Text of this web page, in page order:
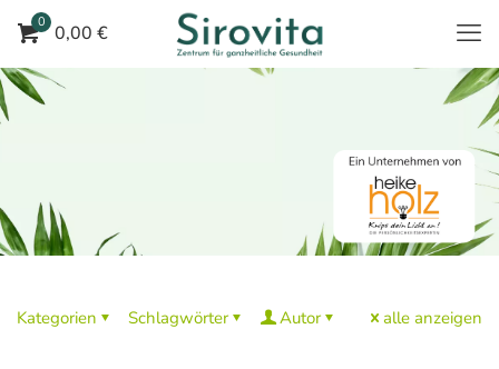
0 0,00 €
Kategorien Schlagwörter Autor alle anzeigen